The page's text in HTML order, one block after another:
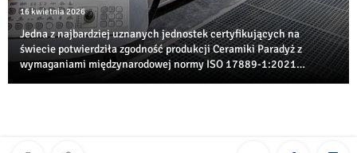
16 kwietnia 2026
Jedna z najbardziej uznanych jednostek certyfikujących na
świecie potwierdziła zgodność produkcji Ceramiki Paradyż z
wymaganiami międzynarodowej normy ISO 17889‑1:2021